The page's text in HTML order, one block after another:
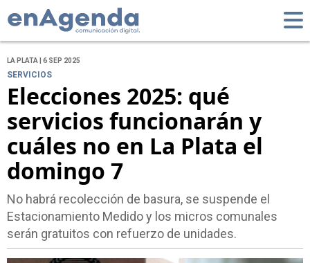
LA PLATA | 6 SEP 2025
SERVICIOS
Elecciones 2025: qué
servicios funcionarán y
cuáles no en La Plata el
domingo 7
No habrá recolección de basura, se suspende el
Estacionamiento Medido y los micros comunales
serán gratuitos con refuerzo de unidades.